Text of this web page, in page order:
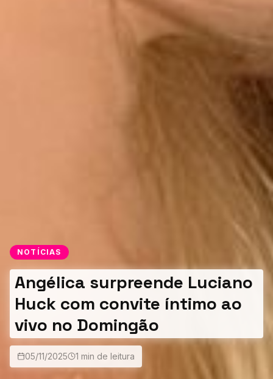
NOTÍCIAS
Angélica surpreende Luciano
Huck com convite íntimo ao
vivo no Domingão
05/11/2025 1 min de leitura